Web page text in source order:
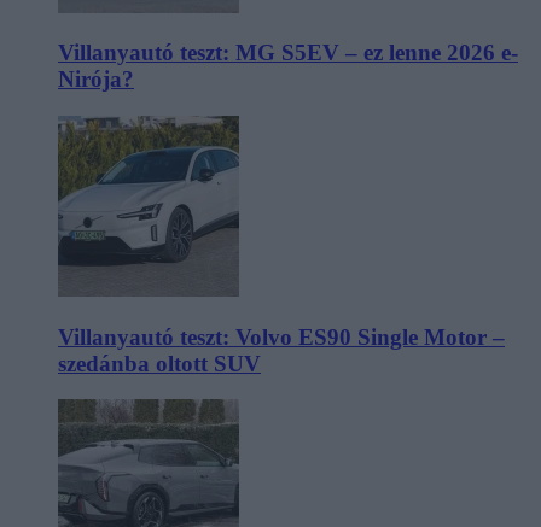
Villanyautó teszt: MG S5EV – ez lenne 2026 e-
Nirója?
Villanyautó teszt: Volvo ES90 Single Motor –
szedánba oltott SUV